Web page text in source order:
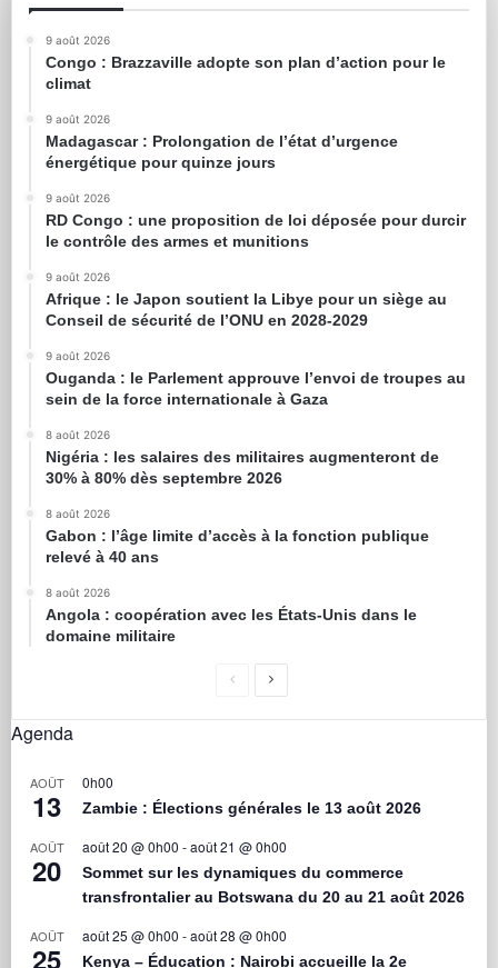
9 août 2026
Congo : Brazzaville adopte son plan d’action pour le
climat
9 août 2026
Madagascar : Prolongation de l’état d’urgence
énergétique pour quinze jours
9 août 2026
RD Congo : une proposition de loi déposée pour durcir
le contrôle des armes et munitions
9 août 2026
Afrique : le Japon soutient la Libye pour un siège au
Conseil de sécurité de l’ONU en 2028-2029
9 août 2026
Ouganda : le Parlement approuve l’envoi de troupes au
sein de la force internationale à Gaza
8 août 2026
Nigéria : les salaires des militaires augmenteront de
30% à 80% dès septembre 2026
8 août 2026
Gabon : l’âge limite d’accès à la fonction publique
relevé à 40 ans
8 août 2026
Angola : coopération avec les États-Unis dans le
domaine militaire
Agenda
AOÛT
13
0h00
Zambie : Élections générales le 13 août 2026
AOÛT
20
août 20 @ 0h00 -août 21 @ 0h00
Sommet sur les dynamiques du commerce
transfrontalier au Botswana du 20 au 21 août 2026
AOÛT
25
août 25 @ 0h00 -août 28 @ 0h00
Kenya – Éducation : Nairobi accueille la 2e